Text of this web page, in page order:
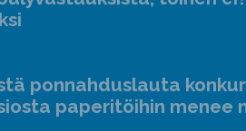
ponnahduslauta
paperitöihin menee